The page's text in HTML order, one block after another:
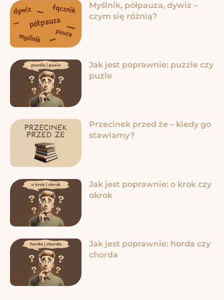
Myślnik, półpauza, dywiz –
czym się różnią?
Jak jest poprawnie: puzzle czy
puzle
Przecinek przed że – kiedy go
stawiamy?
Jak jest poprawnie: o krok czy
okrok
Jak jest poprawnie: horda czy
chorda